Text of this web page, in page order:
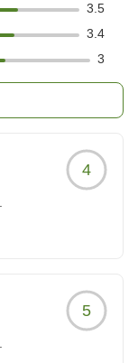
3.5
3.4
3
4
5